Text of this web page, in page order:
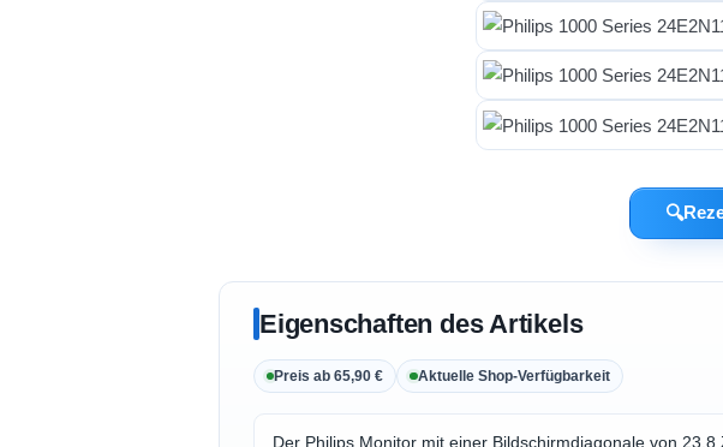
🔍
Eigenschaften des Artikels
Preis ab 65,90 € Aktuelle Shop-Verfügbarkeit
Der Philips Monitor mit einer Bildschirmdiagonale von